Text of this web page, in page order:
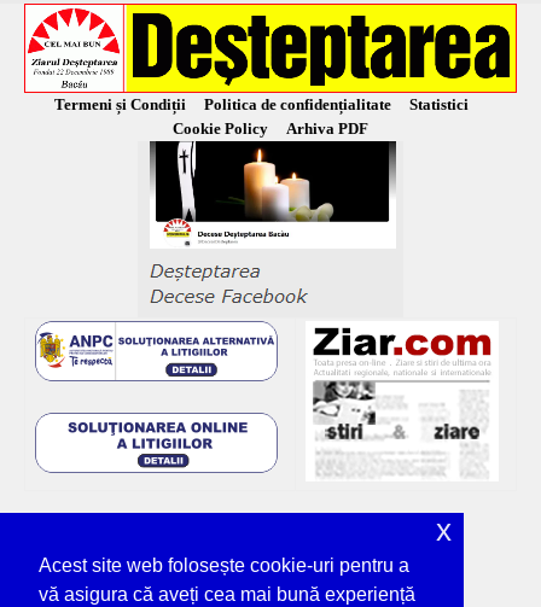
Termeni și Condiții Politica de confidențialitate
Statistici
Cookie Policy
Arhiva PDF
Acest site web folosește cookie-uri pentru a
vă asigura că aveți cea mai bună experiență
x